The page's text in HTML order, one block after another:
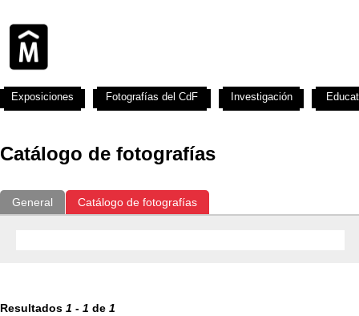
Catálogo de fotografías
General Catálogo de fotografías
Resultados 1 - 1 de 1
Exposiciones Fotografías del CdF Investigación